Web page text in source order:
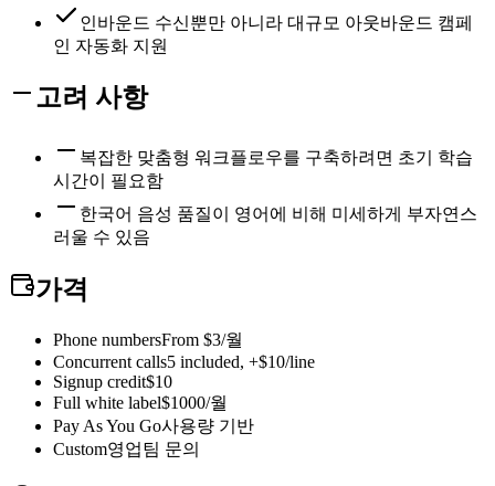
인바운드 수신뿐만 아니라 대규모 아웃바운드 캠페
인 자동화 지원
고려 사항
복잡한 맞춤형 워크플로우를 구축하려면 초기 학습
시간이 필요함
한국어 음성 품질이 영어에 비해 미세하게 부자연스
러울 수 있음
가격
Phone numbersFrom $3/월
Concurrent calls5 included, +$10/line
Signup credit$10
Full white label$1000/월
Pay As You Go사용량 기반
Custom영업팀 문의